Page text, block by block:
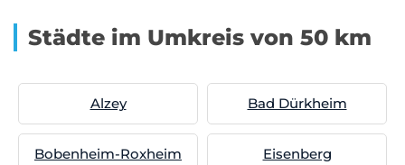
Städte im Umkreis von 50 km
Alzey Bad Dürkheim
Bobenheim-Roxheim Eisenberg